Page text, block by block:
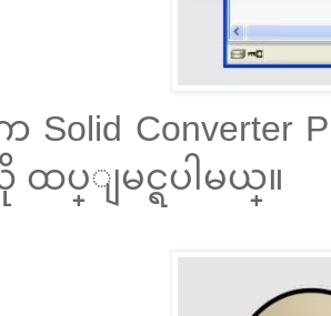
Converter
ထပ္ျမင္ရပါမယ္။